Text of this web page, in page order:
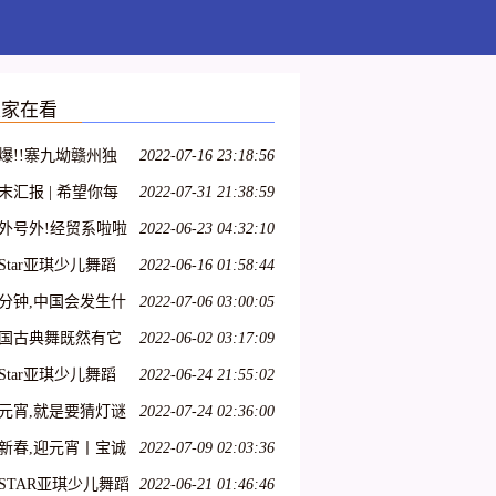
在看
!!寨九坳赣州独
人成团天天发!!!
2022-07-16 23:18:56
汇报 | 希望你每
能不愧芳华地起
2022-07-31 21:38:59
号外!经贸系啦啦
员招募开始啦!
2022-06-23 04:32:10
亚琪少儿舞蹈
训师资班在吕梁爱
2022-06-16 01:58:44
钟,中国会发生什
2022-07-06 03:00:05
古典舞既然有它
殊性,那么,古典舞
2022-06-02 03:17:09
亚琪少儿舞蹈
教学法师资班第
2022-06-24 21:55:02
宵,就是要猜灯谜 2022-07-24 02:36:00
春,迎元宵丨宝诚
带您一起猜灯谜
2022-07-09 02:03:36
亚琪少儿舞蹈
2022-06-21 01:46:46